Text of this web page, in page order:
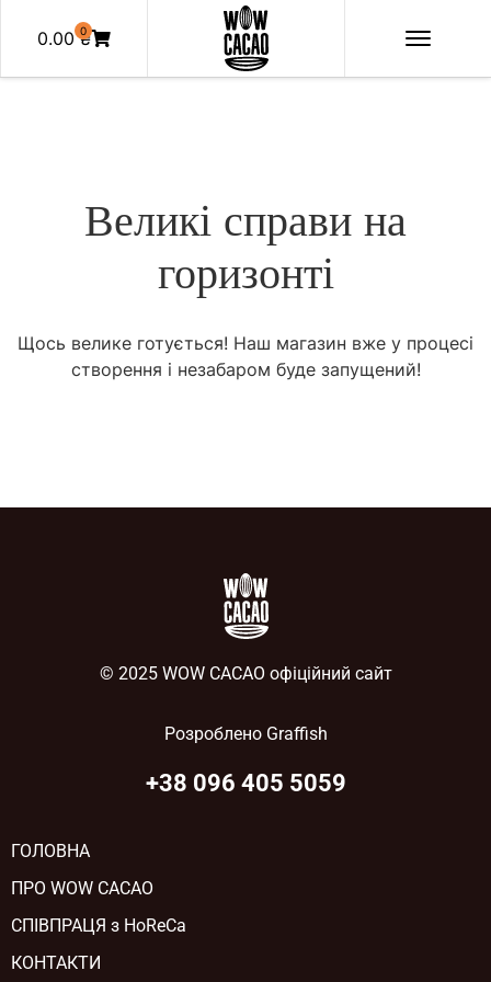
0.00₴
0
Великі справи на
горизонті
Щось велике готується! Наш магазин вже у процесі
створення і незабаром буде запущений!
© 2025 WOW CACAO офіційний сайт
Розроблено Graffish
+38 096 405 5059
ГОЛОВНА
ПРО WOW CACAO
СПІВПРАЦЯ з HoReCa
КОНТАКТИ